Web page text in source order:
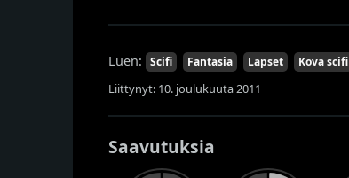
Luen: Scifi Fantasia Lapset Kova scifi
Liittynyt: 10. joulukuuta 2011
Saavutuksia